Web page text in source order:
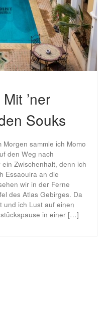
’ner
Souks
sammle ich Momo
den Weg nach
Zwischenhalt, denn ich
Essaouira an die
wir in der Ferne
des Atlas Gebirges. Da
und ich Lust auf einen
in einer […]